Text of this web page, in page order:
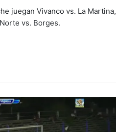
juegan Vivanco vs. La Martina,
vs. Borges.